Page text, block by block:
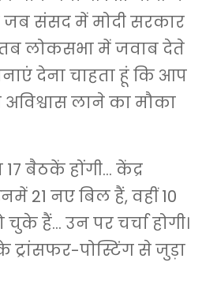
जब संसद में मोदी सरकार
तब लोकसभा में जवाब देते
देना चाहता हूं कि आप
लाने का मौका
बैठकें होंगी… केंद्र
21 नए बिल हैं, वहीं 10
हैं… उन पर चर्चा होगी।
ट्रांसफर-पोस्टिंग से जुड़ा